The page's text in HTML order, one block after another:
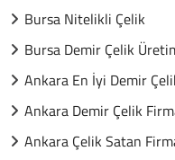
Bursa Nitelikli Çelik
Bursa Demir Çelik
Ankara En İyi Demir
Ankara Demir Çelik
Ankara Çelik Satan